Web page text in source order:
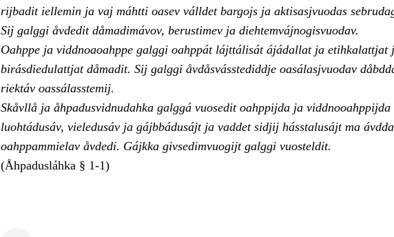
rijbadit iellemin ja vaj máhtti oasev válldet bargojs ja aktisasjvuodas
Sij galggi åvdedit dåmadimávov, berustimev ja diehtemvájnogisvuodav.
Oahppe ja viddnoaoahppe galggi oahppát lájttálisát ájádallat ja etihkalattjat
birásdiedulattjat dåmadit. Sij galggi åvdåsvásstediddje oasálasjvuodav
riektáv oassálasstemij.
Skåvllå ja åhpadusvidnudahka galggá vuosedit oahppijda ja viddnooahppijda
luohtádusáv, vieledusáv ja gájbbádusájt ja vaddet sidjij hásstalusájt ma
oahppammielav åvdedi. Gájkka givsedimvuogijt galggi vuosteldit.
(Åhpadusláhka § 1-1)